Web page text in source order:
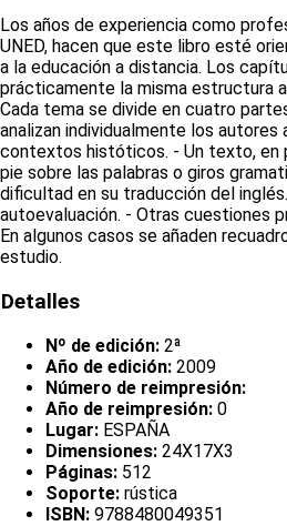
Los años de experiencia como
UNED, hacen que este libro esté
a la educación a distancia. Los
prácticamente la misma estructura
Cada tema se divide en cuatro
analizan individualmente los
contextos históticos. - Un texto, en
pie sobre las palabras o giros
dificultad en su traducción del
autoevaluación. - Otras cuestiones
En algunos casos se añaden
estudio.
Detalles
Nº de edición: 2ª
Año de edición: 2009
Número de reimpresión:
Año de reimpresión: 0
Lugar: ESPAÑA
Dimensiones: 24X17X3
Páginas: 512
Soporte: rústica
ISBN: 9788480049351